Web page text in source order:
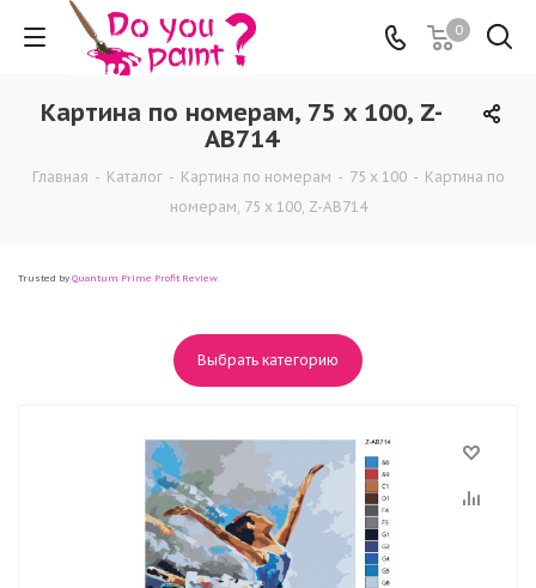
0
Картина по номерам, 75 x 100, Z-
AB714
Главная - Каталог - Картина по номерам - 75 x 100 - Картина по
номерам, 75 x 100, Z-AB714
Trusted by Quantum Prime Profit Review
Выбрать категорию